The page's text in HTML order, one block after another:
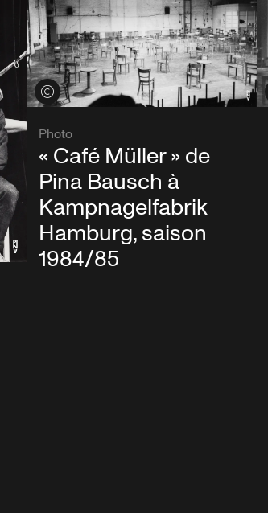
Voir les crédits
Photo
« Café Müller » de
Pina Bausch à
Kampnagelfabrik
Hamburg, saison
1984/85